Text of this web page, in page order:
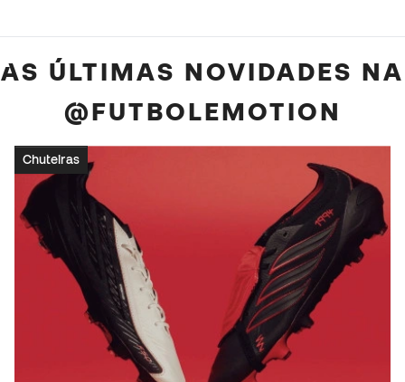
AS ÚLTIMAS NOVIDADES NA
@FUTBOLEMOTION
Chuteiras